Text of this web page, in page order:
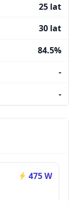
25 lat
30 lat
84.5%
-
-
475 W